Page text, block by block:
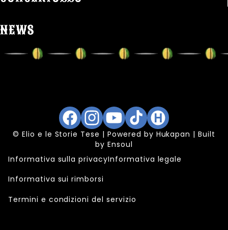
NEWS
FacebookInstagram
YouTubeTikTokHukapan
© Elio e le Storie Tese | Powered by Hukapan | Built
byEnsoul
Informativa sulla privacyInformativa legale
Informativa sui rimborsi
Termini e condizioni del servizio